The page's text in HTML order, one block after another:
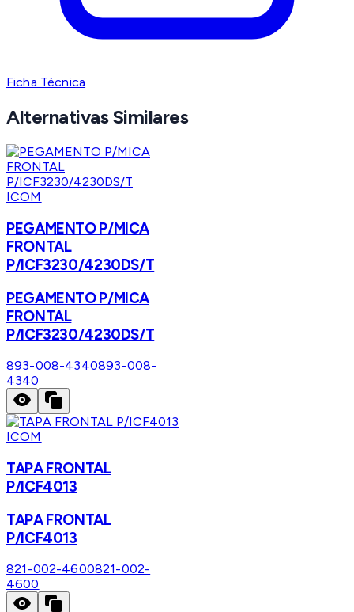
Ficha Técnica
Alternativas Similares
ICOM
PEGAMENTO P/MICA
FRONTAL
P/ICF3230/4230DS/T
PEGAMENTO P/MICA
FRONTAL
P/ICF3230/4230DS/T
893-008-4340893-008-
4340
ICOM
TAPA FRONTAL
P/ICF4013
TAPA FRONTAL
P/ICF4013
821-002-4600821-002-
4600